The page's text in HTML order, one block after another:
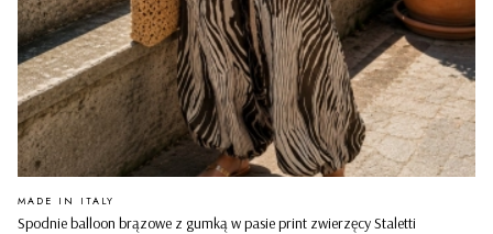
Spodnie balloon brązowe z gumką w pasie print zwierzęcy Staletti
PRODUCENT
MADE IN ITALY